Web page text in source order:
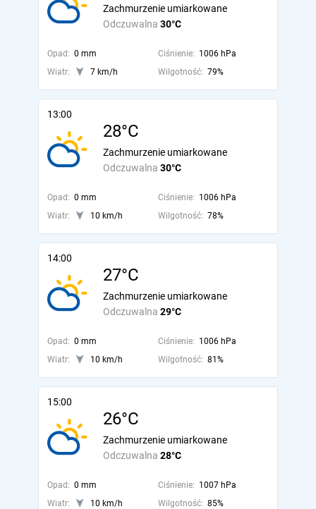
Odczuwalna 30°C
Zachmurzenie umiarkowane
Opad: 0 mm Ciśnienie: 1006 hPa
Wiatr:
7 km/h Wilgotność: 79%
13:00
28°C
Odczuwalna 30°C
Zachmurzenie umiarkowane
Opad: 0 mm Ciśnienie: 1006 hPa
Wiatr:
10 km/h Wilgotność: 78%
14:00
27°C
Odczuwalna 29°C
Zachmurzenie umiarkowane
Opad: 0 mm Ciśnienie: 1006 hPa
Wiatr:
10 km/h Wilgotność: 81%
15:00
26°C
Odczuwalna 28°C
Zachmurzenie umiarkowane
Opad: 0 mm Ciśnienie: 1007 hPa
Wiatr:
10 km/h Wilgotność: 85%